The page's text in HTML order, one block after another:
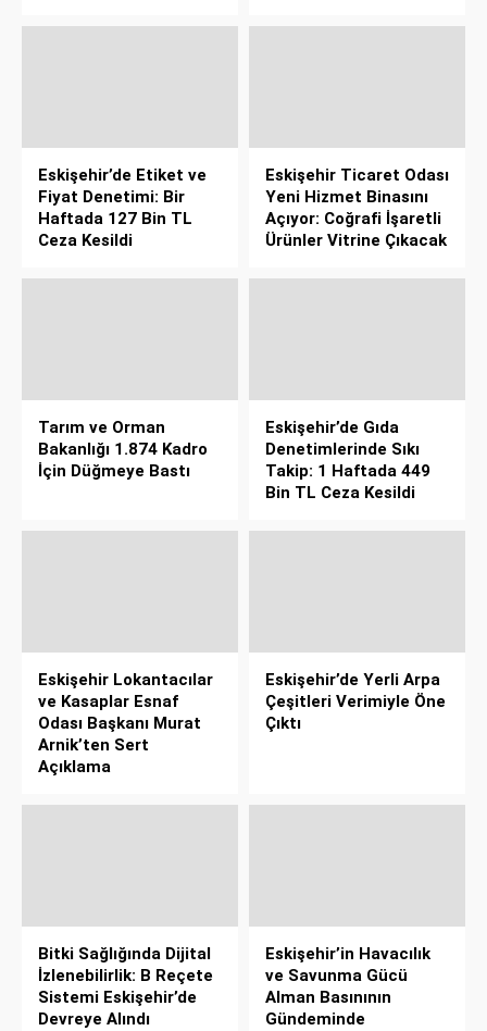
Eskişehir’de Etiket ve
Fiyat Denetimi: Bir
Haftada 127 Bin TL
Ceza Kesildi
Eskişehir Ticaret Odası
Yeni Hizmet Binasını
Açıyor: Coğrafi İşaretli
Ürünler Vitrine Çıkacak
Tarım ve Orman
Bakanlığı 1.874 Kadro
İçin Düğmeye Bastı
Eskişehir’de Gıda
Denetimlerinde Sıkı
Takip: 1 Haftada 449
Bin TL Ceza Kesildi
Eskişehir Lokantacılar
ve Kasaplar Esnaf
Odası Başkanı Murat
Arnik’ten Sert
Açıklama
Eskişehir’de Yerli Arpa
Çeşitleri Verimiyle Öne
Çıktı
Bitki Sağlığında Dijital
İzlenebilirlik: B Reçete
Sistemi Eskişehir’de
Devreye Alındı
Eskişehir’in Havacılık
ve Savunma Gücü
Alman Basınının
Gündeminde